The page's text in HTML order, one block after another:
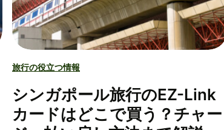
旅行の役立つ情報
シンガポール旅行のEZ-Link
カードはどこで買う？チャー